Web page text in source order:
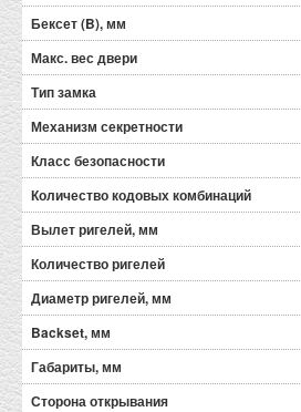
Бексет (B), мм
Макс. вес двери
Тип замка
Механизм секретности
Класс безопасности
Количество кодовых комбинаций
Вылет ригелей, мм
Количество ригелей
Диаметр ригелей, мм
Backset, мм
Габариты, мм
Сторона открывания